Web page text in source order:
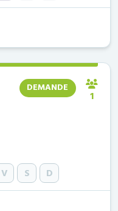
DEMANDE
1
V S D